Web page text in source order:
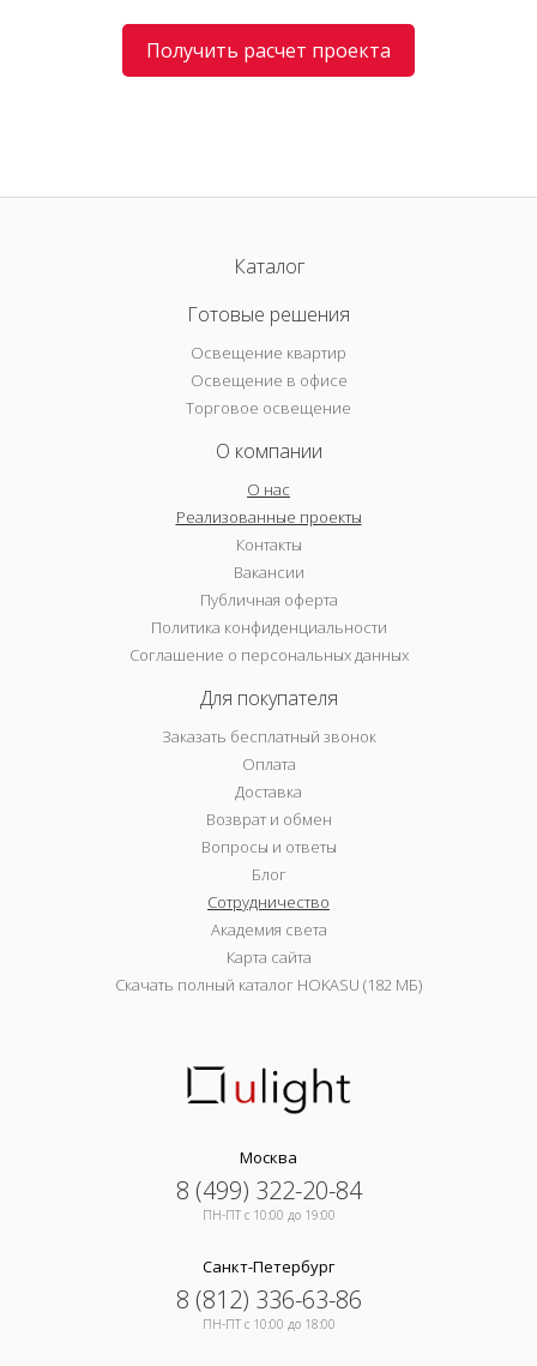
Получить расчет проекта
Каталог
Готовые решения
Освещение квартир
Освещение в офисе
Торговое освещение
О компании
О нас
Реализованные проекты
Контакты
Вакансии
Публичная оферта
Политика конфиденциальности
Соглашение о персональных данных
Для покупателя
Заказать бесплатный звонок
Оплата
Доставка
Возврат и обмен
Вопросы и ответы
Блог
Сотрудничество
Академия света
Карта сайта
Скачать полный каталог HOKASU (182 МБ)
Москва
8 (499) 322-20-84
ПН-ПТ c 10:00 до 19:00
Санкт-Петербург
8 (812) 336-63-86
ПН-ПТ c 10:00 до 18:00